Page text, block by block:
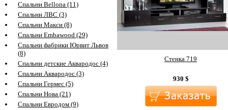
Спальни Bellona (11)
Спальни ЛВС (3)
Спальни Макси (8)
Спальни Embawood (29)
Спальни фабрики Юрвит Львов
(8)
Спальни детские Аквародос (4)
Спальни Аквародос (3)
Спальни Гермес (5)
Спальни Нова (21)
Спальни Евродом (9)
Стенка 719
930 $